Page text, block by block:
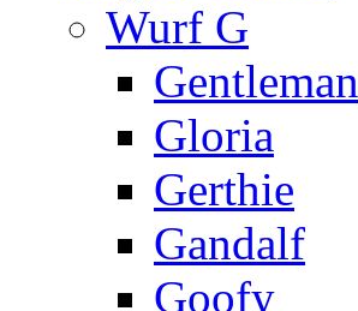
Wurf G
Gentleman
Gloria
Gerthie
Gandalf
Goofy